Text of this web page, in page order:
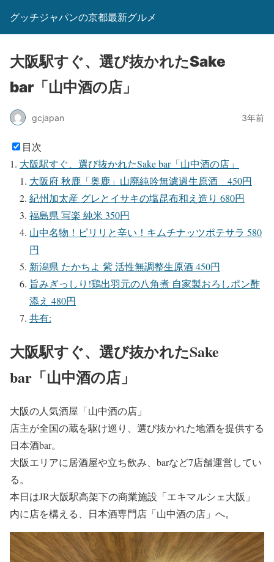
グッチジャパンの京都最新グルメ
大阪駅すぐ、選び抜かれたSake
bar「山中酒の店」
gcjapan 3年前
目次
大阪駅すぐ、選び抜かれたSake bar「山中酒の店」
大阪府 秋鹿「奥鹿」山廃純吟無濾過生原酒 450円
紀州加太産 グレとイサキの塩昆布和え造り 680円
福島県 写楽 純米 350円
山中名物！ピリリと辛い！キムチナッツポテサラ 580
円
新潟県 たかちよ 紫 活性無調整生原酒 450円
旨みぎっしり!鶏出羽元の八角煮 自家製おろしポン酢
添え 480円
共有:
大阪駅すぐ、選び抜かれたSake
bar「山中酒の店」
大阪の人気酒屋「山中酒の店」
店主が全国の蔵を駆け巡り、選び抜かれた地酒を提供する
日本酒bar。
大阪エリアに居酒屋や立ち飲み、barなど7店舗運営してい
る。
本日はJR大阪駅高架下の商業施設「エキマルシェ大阪」
内に店を構える、日本酒専門店「山中酒の店」へ。